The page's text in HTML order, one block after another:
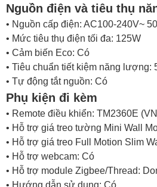
Nguồn điện và tiêu thụ
• Nguồn cấp điện: AC100-240V~
• Mức tiêu thụ điện tối đa: 125W
• Cảm biến Eco: Có
• Tiêu chuẩn tiết kiệm năng lượng:
• Tự động tắt nguồn: Có
Phụ kiện đi kèm
• Remote điều khiển: TM2360E
• Hỗ trợ giá treo tường Mini Wall
• Hỗ trợ giá treo Full Motion Slim
• Hỗ trợ webcam: Có
• Hỗ trợ module Zigbee/Thread:
• Hướng dẫn sử dụng: Có